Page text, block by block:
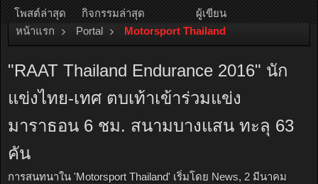
หน้าแรก Portal Motorsport Thailand
"RAAT Thailand Endurance 2016" นัก
แข่งไทย-เทศ ตบเท้าเข้าร่วมแข่ง
มาราธอน 6 ชม. สนามบางแสน ทะลุ 63
คัน
การสนทนาใน 'Motorsport Thailand' เริ่มโดย News, 2 มีนาคม
โพสต์ล่าสุด กิจกรรมล่าสุด ผู้เขียน